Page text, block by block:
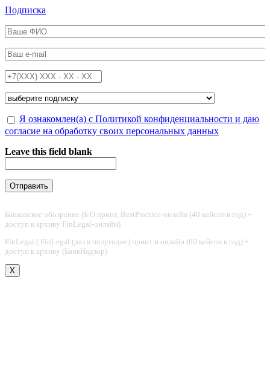
Перейти к основному содержанию
Подписка
ФИО*
Email*
Телефон*
Подписка на*
Обработка персональных данных*
Я ознакомлен(а) с Политикой конфиденциальности и даю
согласие на обработку своих персональных данных
Leave this field blank
Банковское обозрение (Б.О принт, BestPractice-онлайн (40 кейсов в год) +
доступ к архиву FinLegal-онлайн)
FinLegal ( FinLegal (раз в полугодие) принт и онлайн (60 кейсов в год) +
доступ к архиву (БанкНадзор)
X